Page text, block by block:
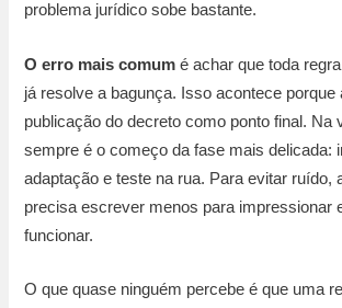
problema jurídico sobe bastante.
O erro mais comum é achar que toda
já resolve a bagunça. Isso acontece porque
publicação do decreto como ponto final. Na
sempre é o começo da fase mais delicada:
adaptação e teste na rua. Para evitar ruído,
precisa escrever menos para impressionar
funcionar.
O que quase ninguém percebe é que uma